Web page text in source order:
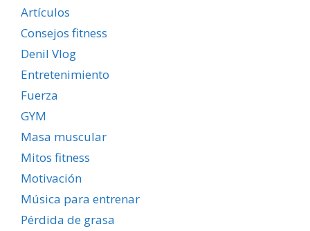
Artículos
Consejos fitness
Denil Vlog
Entretenimiento
Fuerza
GYM
Masa muscular
Mitos fitness
Motivación
Música para entrenar
Pérdida de grasa